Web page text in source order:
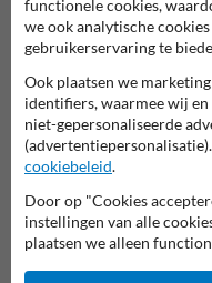
Diverse regelgeving borden
functionele cookies,
we ook analytische
gebruikerservaring te
Ook plaatsen we
identifiers, waarmee wij
niet-gepersonaliseerde
cookiebeleid.
Door op "Cookies
instellingen van alle
plaatsen we alleen